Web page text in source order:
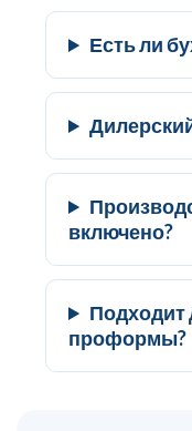
Есть ли
включено?
Подходит
проформы?